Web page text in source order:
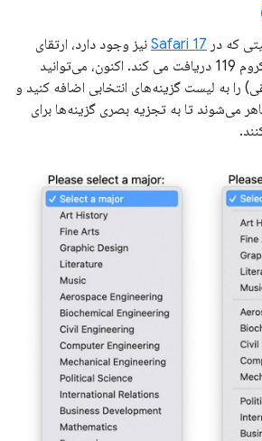
که در Safari 17 نیز وجود دارد، ارتقای
کوچک اما قدرتمندی در کروم 119 دریافت می کند. اکنون، می‌توانید
را به لیست گزینه‌های انتخابی اضافه کنید و
می‌شوند تا به تجزیه بصری گزینه‌ها برای